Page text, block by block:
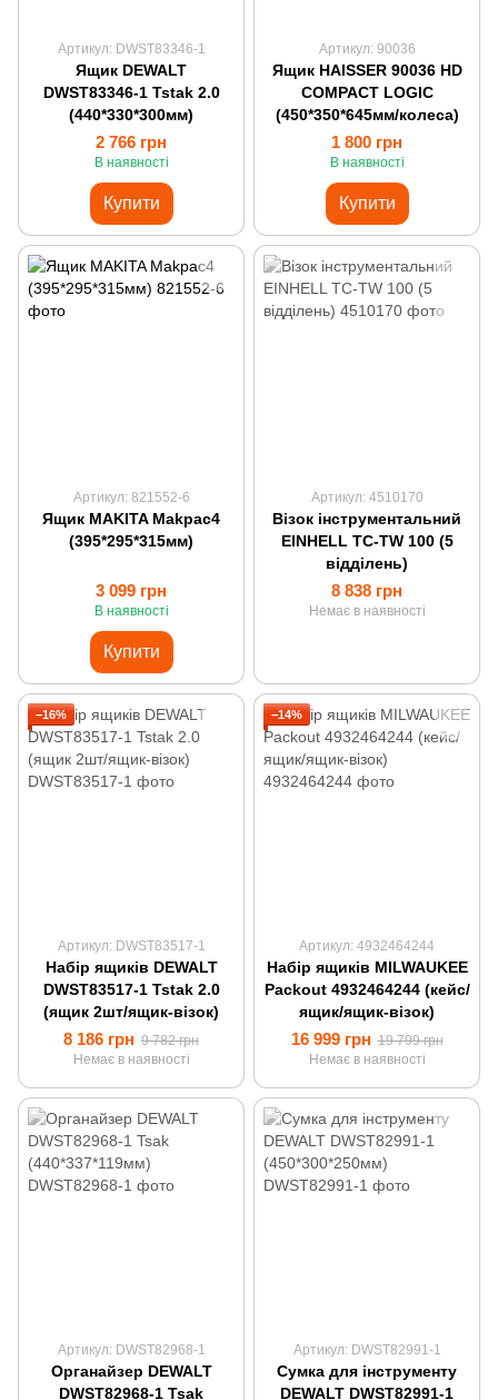
Артикул: DWST83346-1
Ящик DEWALT
DWST83346-1 Tstak 2.0
(440*330*300мм)
2 766 грн
В наявності
Купити
Артикул: 90036
Ящик HAISSER 90036 HD
COMPACT LOGIC
(450*350*645мм/колеса)
1 800 грн
В наявності
Купити
Артикул: 821552-6
Ящик MAKITA Makpac4
(395*295*315мм)
3 099 грн
В наявності
Купити
Артикул: 4510170
Візок інструментальний
EINHELL TC-TW 100 (5
відділень)
8 838 грн
Немає в наявності
−16%
Артикул: DWST83517-1
Набір ящиків DEWALT
DWST83517-1 Tstak 2.0
(ящик 2шт/ящик-візок)
8 186 грн 9 782 грн
Немає в наявності
−14%
Артикул: 4932464244
Набір ящиків MILWAUKEE
Packout 4932464244 (кейс/
ящик/ящик-візок)
16 999 грн 19 799 грн
Немає в наявності
Артикул: DWST82968-1
Органайзер DEWALT
DWST82968-1 Tsak
Артикул: DWST82991-1
Сумка для інструменту
DEWALT DWST82991-1